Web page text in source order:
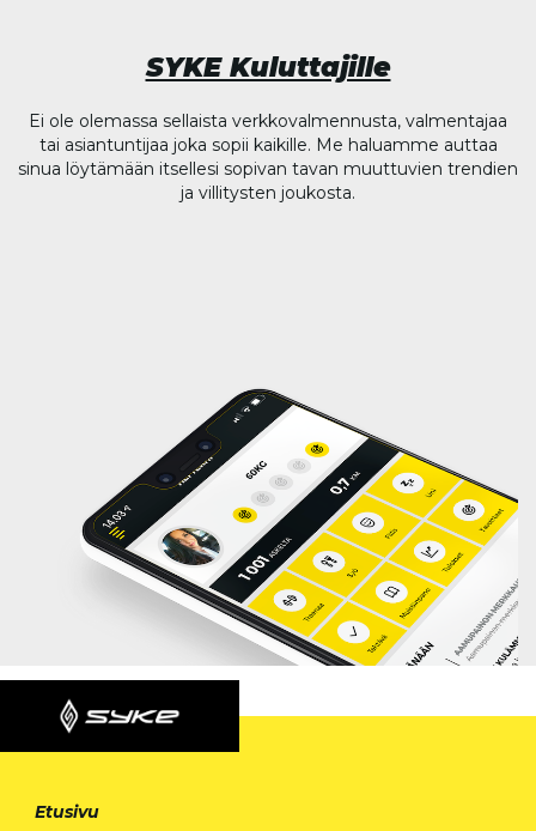
SYKE Kuluttajille
Ei ole olemassa sellaista verkkovalmennusta, valmentajaa
tai asiantuntijaa joka sopii kaikille. Me haluamme auttaa
sinua löytämään itsellesi sopivan tavan muuttuvien trendien
ja villitysten joukosta.
Etusivu